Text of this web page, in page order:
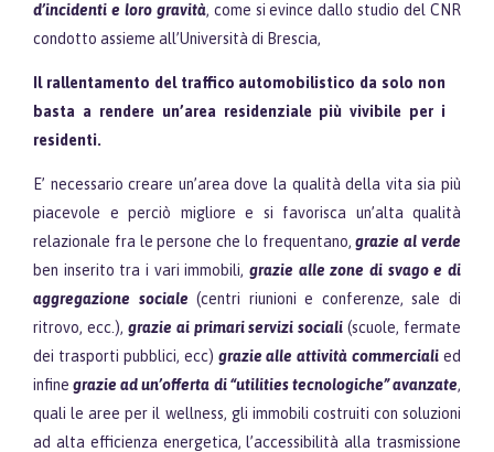
d’incidenti e loro gravità, come si evince dallo studio del CNR
condotto assieme all’Università di Brescia,
Il rallentamento del traffico automobilistico da solo non
basta a rendere un’area residenziale più vivibile per i
residenti.
E’ necessario creare un’area dove la qualità della vita sia più
piacevole e perciò migliore e si favorisca un’alta qualità
relazionale fra le persone che lo frequentano,grazie al verde
ben inserito tra i vari immobili, grazie alle zone di svago e di
aggregazione sociale (centri riunioni e conferenze, sale di
ritrovo, ecc.), grazie ai primari servizi sociali (scuole, fermate
dei trasporti pubblici, ecc) grazie alle attività commerciali ed
infinegrazie ad un’offerta di “utilities tecnologiche” avanzate,
quali le aree per il wellness, gli immobili costruiti con soluzioni
ad alta efficienza energetica, l’accessibilità alla trasmissione